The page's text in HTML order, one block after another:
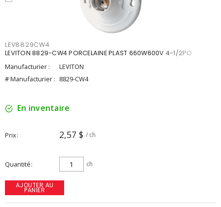
LEV8829CW4
LEVITON 8829-CW4 PORCELAINE PLAST 660W600V 4-1/2PO
Manufacturier :
LEVITON
# Manufacturier : 8829-CW4
En inventaire
Prix 2,57 $ / ch
Quantité ch
AJOUTER AU
PANIER